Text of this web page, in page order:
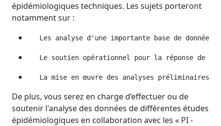
épidémiologiques techniques. Les sujets porteront
notamment sur :
De plus, vous serez en charge d’effectuer ou de
soutenir l'analyse des données de différentes études
épidémiologiques en collaboration avec les « PI -